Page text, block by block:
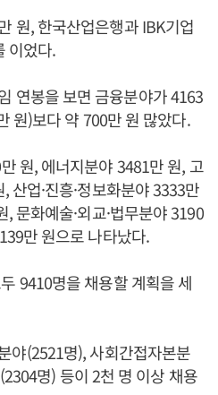
원, 한국산업은행과 IBK기업
이었다.
연봉을 보면 금융분야가 4163
원)보다 약 700만 원 많았다.
원, 에너지분야 3481만 원, 고
산업·진흥·정보화분야 3333만
문화예술·외교·법무분야 3190
만 원으로 나타났다.
9410명을 채용할 계획을 세
야(2521명), 사회간접자본분
명) 등이 2천 명 이상 채용